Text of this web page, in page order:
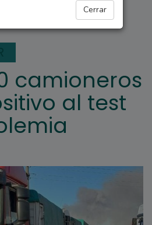
Cerrar
camioneros
al test